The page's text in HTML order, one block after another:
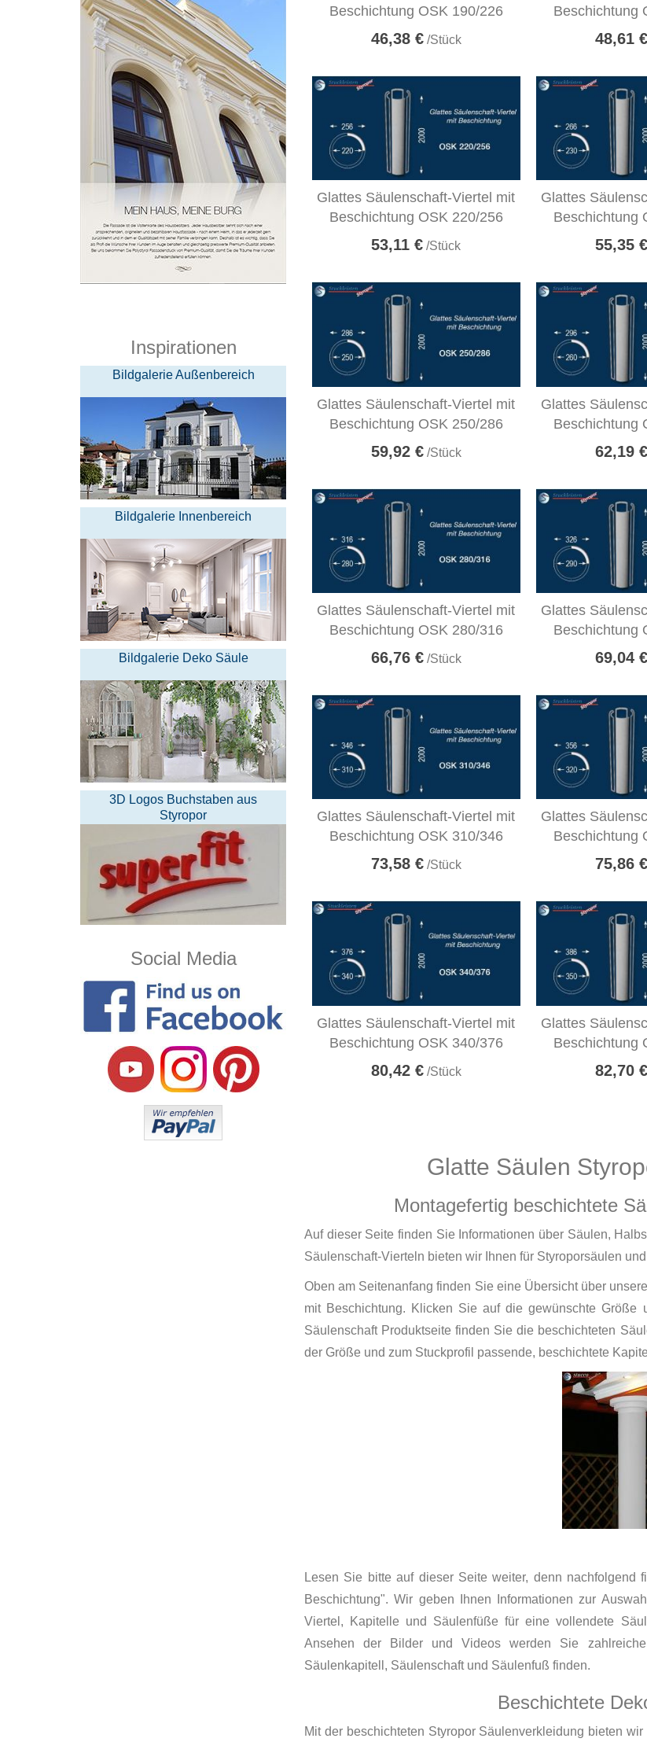
Beschichtung OSK 190/226
46,38 €/Stück
Beschichtung
48,61 €
Glattes Säulenschaft-Viertel mit
Beschichtung OSK 220/256
53,11 € /Stück
Glattes
Beschichtung
55,35 €
Glattes Säulenschaft-Viertel mit
Beschichtung OSK 250/286
59,92 €/Stück
Glattes
Beschichtung
62,19 €
Glattes Säulenschaft-Viertel mit
Beschichtung OSK 280/316
66,76 €/Stück
Glattes
Beschichtung
69,04 €
Glattes Säulenschaft-Viertel mit
Beschichtung OSK 310/346
73,58 €/Stück
Glattes
Beschichtung
75,86 €
Glattes Säulenschaft-Viertel mit
Beschichtung OSK 340/376
80,42 €/Stück
Glattes
Beschichtung
82,70 €
Glatte Säulen
Montagefertig beschichtete
Auf dieser Seite finden Sie Informationen über Säulen,
Säulenschaft-Vierteln bieten wir Ihnen für Styroporsäulen
Oben am Seitenanfang finden Sie eine Übersicht über
mit Beschichtung. Klicken Sie auf die gewünschte Größe
Säulenschaft Produktseite finden Sie die beschichteten
der Größe und zum Stuckprofil passende, beschichtete
Lesen Sie bitte auf dieser Seite weiter, denn
Beschichtung". Wir geben Ihnen Informationen zur
Viertel, Kapitelle und Säulenfüße für eine vollendete
Ansehen der Bilder und Videos werden Sie
Säulenkapitell, Säulenschaft und Säulenfuß finden.
Beschichtete
Mit der beschichteten Styropor Säulenverkleidung bieten
Inspirationen
Bildgalerie Außenbereich
Bildgalerie Innenbereich
Bildgalerie Deko Säule
3D Logos Buchstaben aus
Styropor
Social Media